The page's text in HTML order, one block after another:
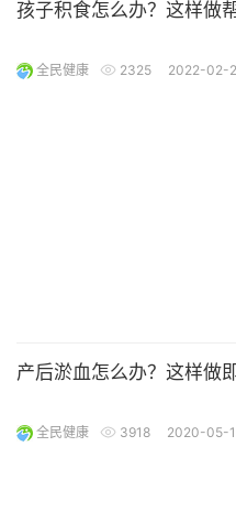
孩子积食怎么办？这样做
全民健康 2325 2022-02-
产后淤血怎么办？这样做
全民健康 3918 2020-05-